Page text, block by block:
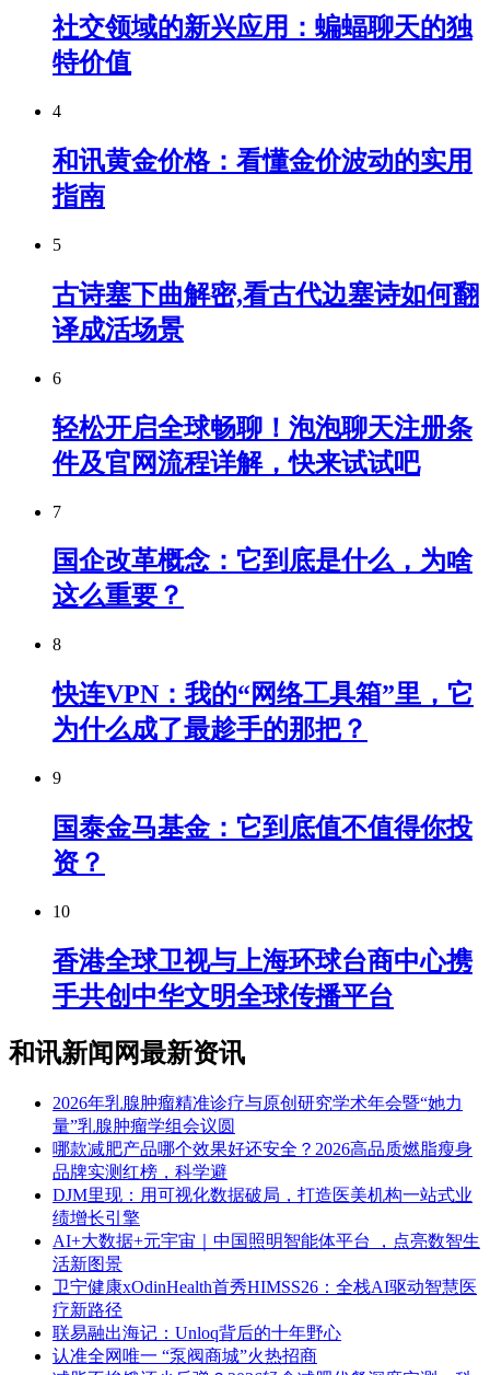
社交领域的新兴应用：蝙蝠聊天的独
特价值
4
和讯黄金价格：看懂金价波动的实用
指南
5
古诗塞下曲解密,看古代边塞诗如何翻
译成活场景
6
轻松开启全球畅聊！泡泡聊天注册条
件及官网流程详解，快来试试吧
7
国企改革概念：它到底是什么，为啥
这么重要？
8
快连VPN：我的“网络工具箱”里，它
为什么成了最趁手的那把？
9
国泰金马基金：它到底值不值得你投
资？
10
香港全球卫视与上海环球台商中心携
手共创中华文明全球传播平台
和讯新闻网最新资讯
2026年乳腺肿瘤精准诊疗与原创研究学术年会暨“她力
量”乳腺肿瘤学组会议圆
​哪款减肥产品哪个效果好还安全？2026高品质燃脂瘦身
品牌实测红榜，科学避
DJM里现：用可视化数据破局，打造医美机构一站式业
绩增长引擎
AI+大数据+元宇宙｜中国照明智能体平台 ，点亮数智生
活新图景
卫宁健康xOdinHealth首秀HIMSS26：全栈AI驱动智慧医
疗新路径
联易融出海记：Unloq背后的十年野心
认准全网唯一 “泵阀商城”火热招商